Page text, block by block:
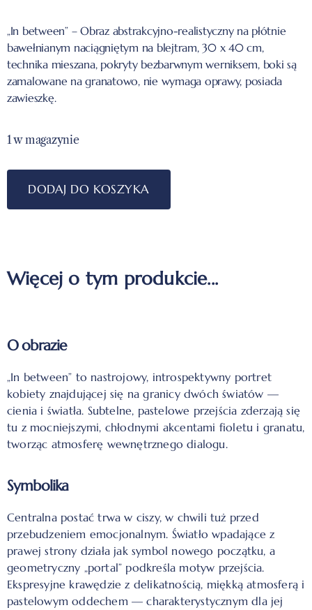
„In between” – Obraz abstrakcyjno-realistyczny na płótnie
bawełnianym naciągniętym na blejtram, 30 x 40 cm,
technika mieszana, pokryty bezbarwnym werniksem, boki są
zamalowane na granatowo, nie wymaga oprawy, posiada
zawieszkę.
1 w magazynie
DODAJ DO KOSZYKA
Więcej o tym produkcie...
O obrazie
„In between” to nastrojowy, introspektywny portret
kobiety znajdującej się na granicy dwóch światów —
cienia i światła. Subtelne, pastelowe przejścia zderzają się
tu z mocniejszymi, chłodnymi akcentami fioletu i granatu,
tworząc atmosferę wewnętrznego dialogu.
Symbolika
Centralna postać trwa w ciszy, w chwili tuż przed
przebudzeniem emocjonalnym. Światło wpadające z
prawej strony działa jak symbol nowego początku, a
geometryczny „portal” podkreśla motyw przejścia.
Ekspresyjne krawędzie z delikatnością, miękką atmosferą i
pastelowym oddechem — charakterystycznym dla jej